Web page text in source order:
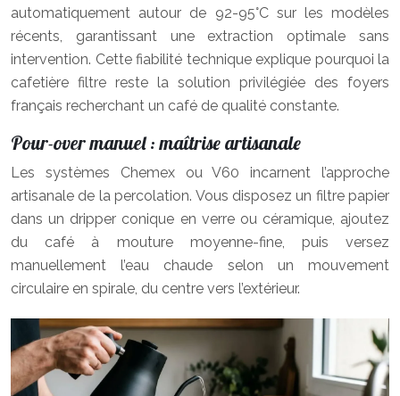
automatiquement autour de 92-95°C sur les modèles
récents, garantissant une extraction optimale sans
intervention. Cette fiabilité technique explique pourquoi la
cafetière filtre reste la solution privilégiée des foyers
français recherchant un café de qualité constante.
Pour-over manuel : maîtrise artisanale
Les systèmes Chemex ou V60 incarnent l’approche
artisanale de la percolation. Vous disposez un filtre papier
dans un dripper conique en verre ou céramique, ajoutez
du café à mouture moyenne-fine, puis versez
manuellement l’eau chaude selon un mouvement
circulaire en spirale, du centre vers l’extérieur.